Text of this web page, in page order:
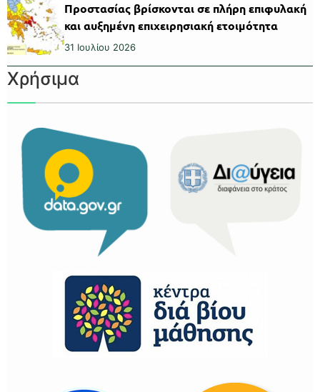
Προστασίας βρίσκονται σε πλήρη επιφυλακή
και αυξημένη επιχειρησιακή ετοιμότητα
31 Ιουλίου 2026
Χρήσιμα